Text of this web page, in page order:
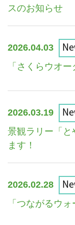
スのお知らせ
2026.04.03
「さくらウオ
2026.03.19
景観ラリー「と
ます！
2026.02.28
「つながるウ